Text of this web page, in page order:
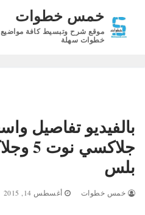
المحتوى
خمس خطوات
موقع شرح وتبسيط كافة مواضيع
خطوات سهلة
بالفيديو تفاصيل
بلس
خمس خطوات أغسطس 14, 2015